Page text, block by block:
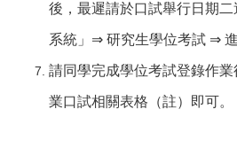
後，最遲請於口試舉行日期
系統」 ⇒ 研究生學位考試 ⇒
請同學完成學位考試登錄作
業口試相關表格（註）即可。